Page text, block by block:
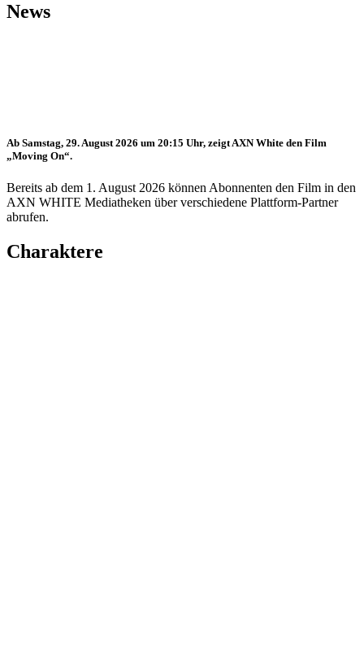
News
Ab Samstag, 29. August 2026 um 20:15 Uhr, zeigt AXN White den Film
„Moving On“.
Bereits ab dem 1. August 2026 können Abonnenten den Film in den
AXN WHITE Mediatheken über verschiedene Plattform-Partner
abrufen.
Charaktere